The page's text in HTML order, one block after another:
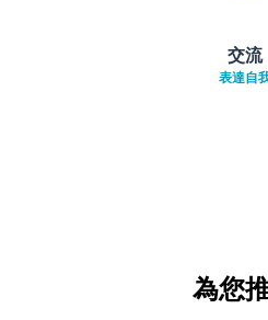
交流
表達自
為您